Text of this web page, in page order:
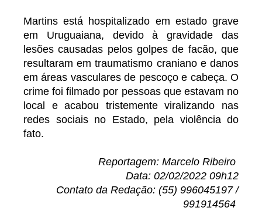
Martins está hospitalizado em estado grave
em Uruguaiana, devido à gravidade das
lesões causadas pelos golpes de facão, que
resultaram em traumatismo craniano e danos
em áreas vasculares de pescoço e cabeça. O
crime foi filmado por pessoas que estavam no
local e acabou tristemente viralizando nas
redes sociais no Estado, pela violência do
fato.
Reportagem: Marcelo Ribeiro
Data: 02/02/2022 09h12
Contato da Redação: (55) 996045197 /
991914564